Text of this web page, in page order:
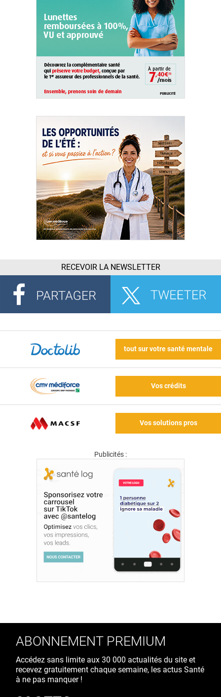
RECEVOIR LA NEWSLETTER
tout sur votre santé mentale
Vos crédits
Vos solutions pros
Publicités :
ABONNEMENT PREMIUM
Accédez sans limite aux 30 000 actualités du site et
recevez gratuitement chaque semaine, les actus Santé
à ne pas manquer !